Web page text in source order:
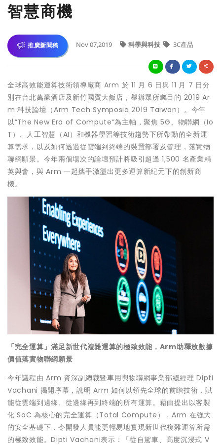
智慧商機
推廣新聞稿 Nov 07,2019 科學與科技 3C產品
全球高效能運算技術領導廠商 Arm 於 11 月 6 日與 11 月 7 日分
別在台北萬豪酒店及新竹國賓大飯店，舉辦眾所矚目的 2019 Ar
m 科技論壇（Arm Tech Symposia 2019 Taiwan）。今年
以”The New Era of Compute”為主軸，聚焦 5G、物聯網（Io
T）、人工智慧（AI）和機器學習等技術趨勢下所帶動的全新運
算需求，以及如何透過從雲端到終端的裝置部署及管理，落實物
聯網願景。今年兩個場次的論壇預計將吸引超過 1,500 名產業精
英與會，與 Arm 一起攜手激盪出更多運算新紀元下的創新商
機。
「完全運算」滿足新世代複雜運算的極致效能， Arm助釋放數據
價值落實物聯網願景
今年議程由 Arm 資深副總裁暨車用與物聯網事業部總經理 Dipti
Vachani 揭開序幕，說明 Arm 如何以領先全球的前瞻技術，賦
能從雲端到邊緣、從邊緣再到終端的所有運算。藉由提出以客製
化 SoC 為核心的完全運算（Total Compute），Arm 在強大
的安全基礎下，令開發人員能更輕易地實現新世代複雜運算所需
的極致效能。Dipti Vachani表示：「從自駕車、高度沉浸式 V